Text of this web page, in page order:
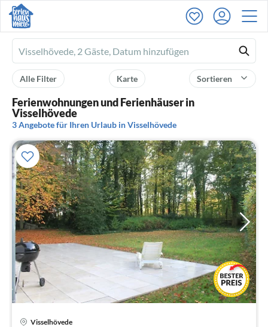
Ferienhausmiete
logo
Sortieren
Karte
Alle Filter
Ferienwohnungen und Ferienhäuser in
Visselhövede
3 Angebote für Ihren Urlaub in Visselhövede
Visselhövede